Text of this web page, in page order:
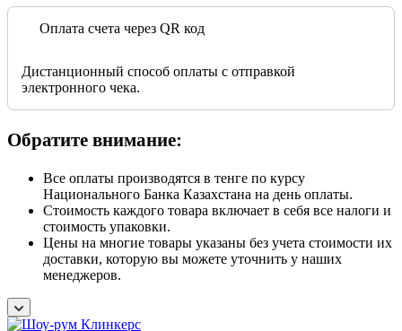
Оплата счета через QR код
Дистанционный способ оплаты с отправкой
электронного чека.
Обратите внимание:
Все оплаты производятся в тенге по курсу
Национального Банка Казахстана на день оплаты.
Стоимость каждого товара включает в себя все налоги и
стоимость упаковки.
Цены на многие товары указаны без учета стоимости их
доставки, которую вы можете уточнить у наших
менеджеров.